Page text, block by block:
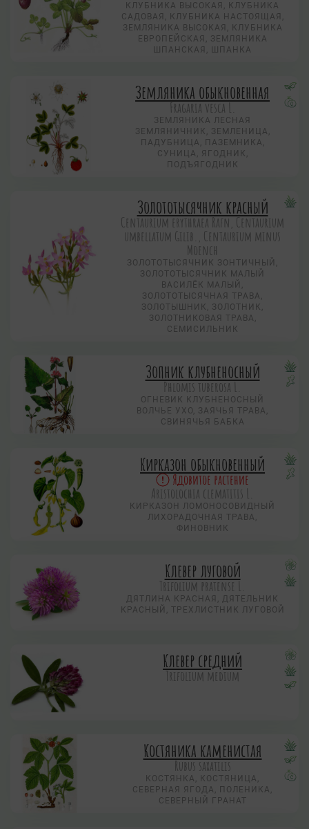
КЛУБНИКА ВЫСОКАЯ, КЛУБНИКА
САДОВАЯ, КЛУБНИКА НАСТОЯЩАЯ,
ЗЕМЛЯНИКА ВЫСОКАЯ, КЛУБНИКА
ЕВРОПЕЙСКАЯ, ЗЕМЛЯНИКА
ШПАНСКАЯ, ШПАНКА
Земляника обыкновенная
Fragaria vesca L.
ЗЕМЛЯНИКА ЛЕСНАЯ
ЗЕМЛЯНИЧНИК, ЗЕМЛЕНИЦА,
ПАДУБНИЦА, ПАЗЕМНИКА,
СУНИЦА, ЯГОДНИК,
ПОДЪЯГОДНИК
Золототысячник красный
Centaurium erythraea Rafn, Centaurium
umbellatum Gilib., Centaurium minus
Moench
ЗОЛОТОТЫСЯЧНИК ЗОНТИЧНЫЙ,
ЗОЛОТОТЫСЯЧНИК МАЛЫЙ
ВАСИЛЁК МАЛЫЙ,
ЗОЛОТОТЫСЯЧНАЯ ТРАВА,
ЗОЛОТЫШНИК, ЗОЛОТНИК,
ЗОЛОТНИКОВАЯ ТРАВА,
СЕМИСИЛЬНИК
Зопник клубненосный
Phlomis tuberosa L.
ОГНЕВИК КЛУБНЕНОСНЫЙ
ВОЛЧЬЕ УХО, ЗАЯЧЬЯ ТРАВА,
СВИНЯЧЬЯ БАБКА
Кирказон обыкновенный
Ядовитое растение
Aristolochia clematitis L.
КИРКАЗОН ЛОМОНОСОВИДНЫЙ
ЛИХОРАДОЧНАЯ ТРАВА,
ФИНОВНИК
Клевер луговой
Trifolium pratense L.
ДЯТЛИНА КРАСНАЯ, ДЯТЕЛЬНИК
КРАСНЫЙ, ТРЕХЛИСТНИК ЛУГОВОЙ
Клевер средний
Trifolium medium
Костяника каменистая
Rubus saxatilis
КОСТЯНКА, КОСТЯНИЦА,
СЕВЕРНАЯ ЯГОДА, ПОЛЕНИКА,
СЕВЕРНЫЙ ГРАНАТ